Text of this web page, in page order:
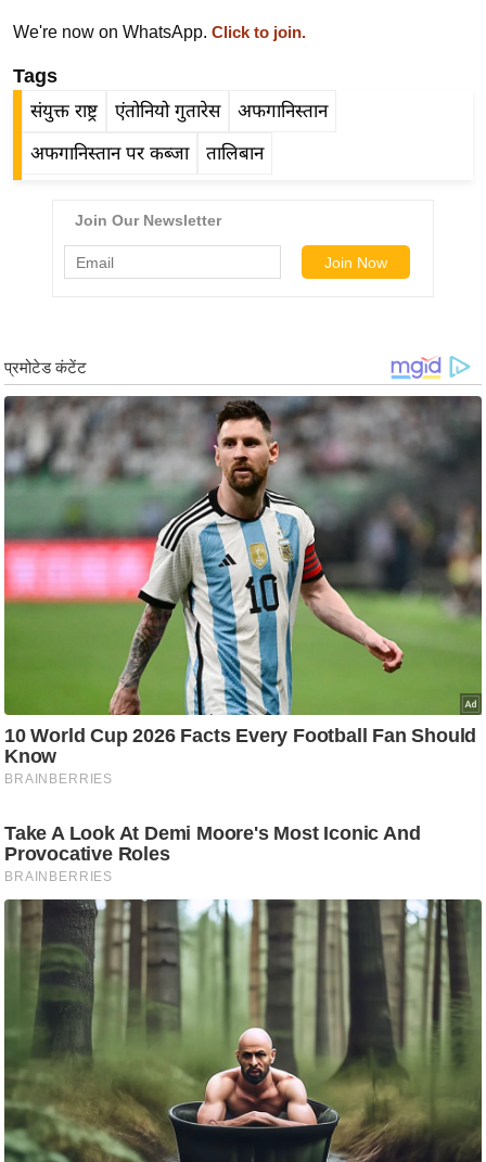
ग
त
बॉ
वु
ल्म
स
मी
क्षा
B
e
k
N
e
w
ला
इ
फ
स्टा
लॉ
जी
ब्यू
टी
We're now on WhatsApp. Click to join.
Tags
संयुक्त राष्ट्र एंतोनियो गुतारेस अफगानिस्तान
अफगानिस्तान पर कब्जा तालिबान